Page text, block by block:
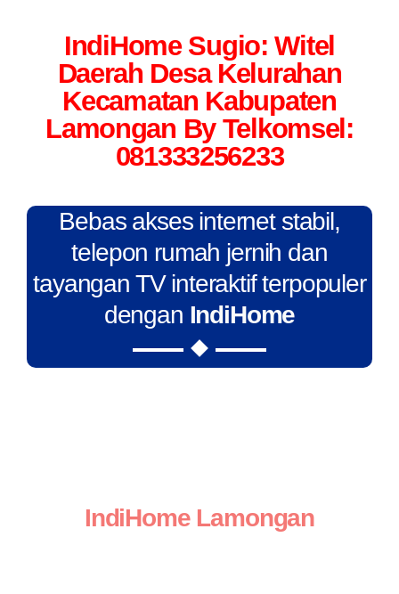
IndiHome Sugio: Witel
Daerah Desa Kelurahan
Kecamatan Kabupaten
Lamongan By Telkomsel:
081333256233
Bebas akses internet stabil,
telepon rumah jernih dan
tayangan TV interaktif terpopuler
dengan IndiHome
IndiHome Lamongan